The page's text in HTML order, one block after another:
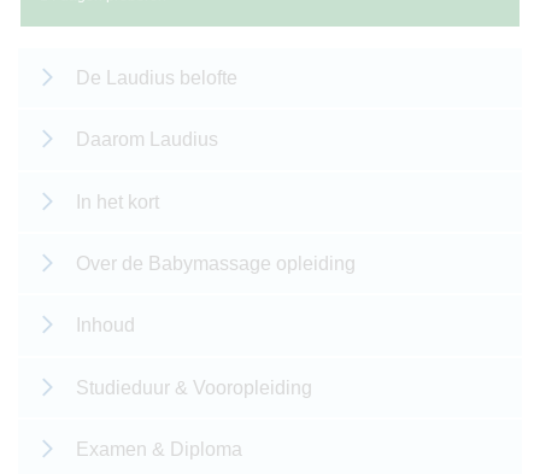
De Laudius belofte
Daarom Laudius
In het kort
Over de Babymassage opleiding
Inhoud
Studieduur & Vooropleiding
Examen & Diploma